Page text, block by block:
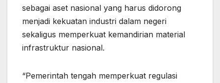
sebagai aset nasional yang harus didorong
menjadi kekuatan industri dalam negeri
sekaligus memperkuat kemandirian material
infrastruktur nasional.
“Pemerintah tengah memperkuat regulasi